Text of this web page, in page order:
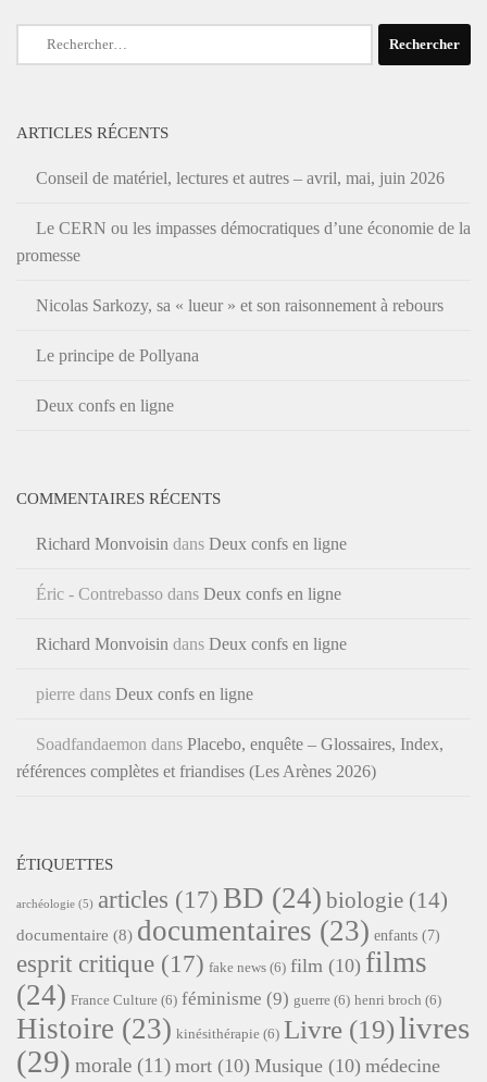
Rechercher :
ARTICLES RÉCENTS
Conseil de matériel, lectures et autres – avril, mai, juin 2026
Le CERN ou les impasses démocratiques d’une économie de la
promesse
Nicolas Sarkozy, sa « lueur » et son raisonnement à rebours
Le principe de Pollyana
Deux confs en ligne
COMMENTAIRES RÉCENTS
Richard Monvoisin dans Deux confs en ligne
Éric - Contrebasso dans Deux confs en ligne
Richard Monvoisin dans Deux confs en ligne
pierre dans Deux confs en ligne
Soadfandaemon dans Placebo, enquête – Glossaires, Index,
références complètes et friandises (Les Arènes 2026)
ÉTIQUETTES
archéologie (5) articles (17) BD (24) biologie (14)
documentaire (8) documentaires (23) enfants (7)
esprit critique (17) fake news (6) film (10) films
(24) France Culture (6) féminisme (9) guerre (6) henri broch (6)
Histoire (23) kinésithérapie (6) Livre (19)livres
(29) morale (11) mort (10) Musique (10) médecine